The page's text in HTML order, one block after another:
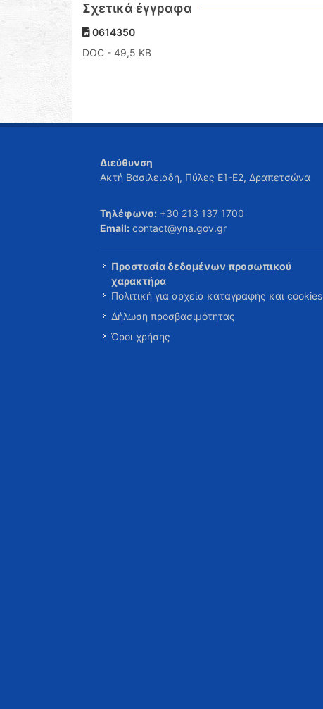
Σχετικά έγγραφα
0614350
DOC - 49,5 KB
Διεύθυνση
Ακτή Βασιλειάδη, Πύλες Ε1-Ε2, Δραπετσώνα
Τηλέφωνο: +30 213 137 1700
Email: contact@yna.gov.gr
Προστασία δεδομένων προσωπικού
χαρακτήρα
Πολιτική για αρχεία καταγραφής και cookies
Δήλωση προσβασιμότητας
Όροι χρήσης